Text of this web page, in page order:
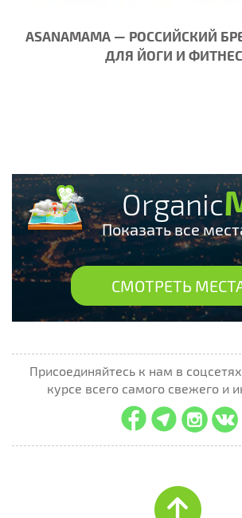
ASANAMAMA — РОССИЙСКИЙ
ДЛЯ ЙОГИ И
Organic
Показать все
СМОТРЕТЬ
Присоединяйтесь к нам в
курсе всего самого свежего и